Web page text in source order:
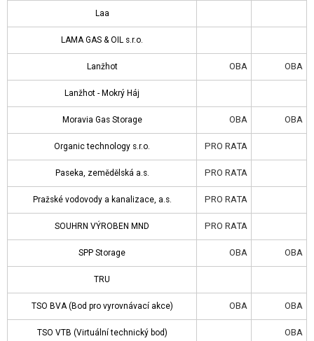
Laa
LAMA GAS & OIL s.r.o.
Lanžhot OBA OBA
Lanžhot - Mokrý Háj
Moravia Gas Storage OBA OBA
Organic technology s.r.o. PRO RATA
Paseka, zemědělská a.s. PRO RATA
Pražské vodovody a kanalizace, a.s. PRO RATA
SOUHRN VÝROBEN MND PRO RATA
SPP Storage OBA OBA
TRU
TSO BVA (Bod pro vyrovnávací akce) OBA OBA
TSO VTB (Virtuální technický bod) OBA
Lanžhot
Lanžhot - Mokrý Háj
Moravia Gas Storage
Organic technology s.r.o.
Paseka, zemědělská a.s.
Pražské vodovody a kanalizace, a.s.
SOUHRN VÝROBEN MND
SPP Storage
TRU
TSO BVA (Bod pro vyrovnávací akce)
TSO VTB (Virtuální technický bod)
TSO VVB (Virtuální výrobní bod)